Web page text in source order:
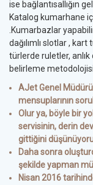
ise bağlantısallığın
Katalog kumarhane
.Kumarbazlar
dağılımlı slotlar ,
türlerde ruletler, anlık
belirleme
AJet Genel
mensuplarının
Olur ya, böyle bir
servisinin, derin
gittiğini
Daha sonra
şekilde yapman
Nisan 2016